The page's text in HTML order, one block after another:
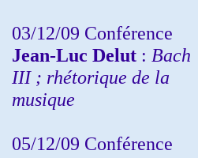
03/12/09 Conférence
Jean-Luc Delut : Bach
III ; rhétorique de la
musique
05/12/09 Conférence